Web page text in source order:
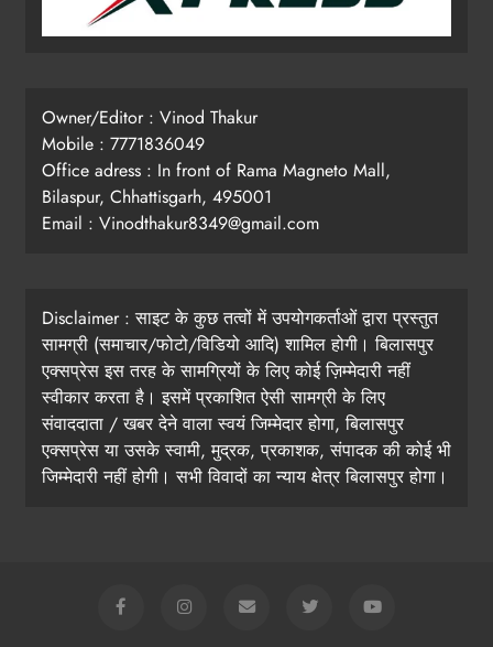
Owner/Editor : Vinod Thakur
Mobile : 7771836049
Office adress : In front of Rama Magneto Mall,
Bilaspur, Chhattisgarh, 495001
Email : Vinodthakur8349@gmail.com
Disclaimer : साइट के कुछ तत्वों में उपयोगकर्ताओं द्वारा प्रस्तुत
सामग्री (समाचार/फोटो/विडियो आदि) शामिल होगी। बिलासपुर
एक्सप्रेस इस तरह के सामग्रियों के लिए कोई ज़िम्मेदारी नहीं
स्वीकार करता है। इसमें प्रकाशित ऐसी सामग्री के लिए
संवाददाता / खबर देने वाला स्वयं जिम्मेदार होगा, बिलासपुर
एक्सप्रेस या उसके स्वामी, मुद्रक, प्रकाशक, संपादक की कोई भी
जिम्मेदारी नहीं होगी। सभी विवादों का न्याय क्षेत्र बिलासपुर होगा।